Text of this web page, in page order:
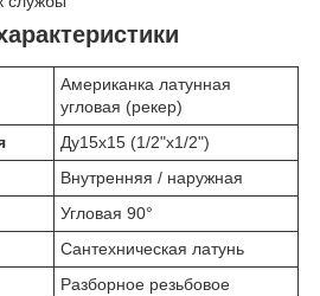
Американка латунная
угловая (рекер)
Ду15х15 (1/2"х1/2")
Внутренняя / наружная
Угловая 90°
Сантехническая латунь
Разборное резьбовое